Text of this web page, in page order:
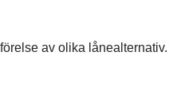
av olika